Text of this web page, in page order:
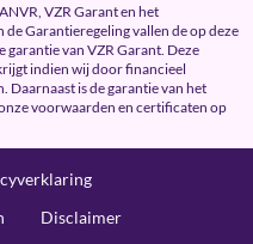
VZR Garant en het
Garantieregeling vallen de op deze
van VZR Garant. Deze
indien wij door financieel
is de garantie van het
voorwaarden en certificaten op
Disclaimer